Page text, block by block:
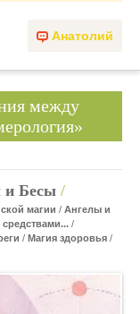
Анатолий
между
и Бесы /
магии / Ангелы и
/
/ Магия здоровья /